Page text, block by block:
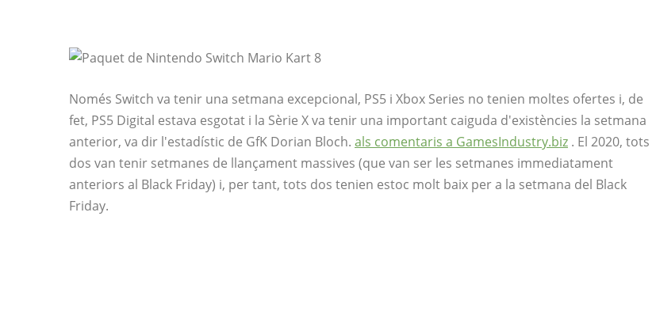
Només Switch va tenir una setmana excepcional, PS5 i Xbox Series no tenien moltes ofertes i, de
fet, PS5 Digital estava esgotat i la Sèrie X va tenir una important caiguda d'existències la setmana
anterior, va dir l'estadístic de GfK Dorian Bloch. als comentaris a GamesIndustry.biz . El 2020, tots
dos van tenir setmanes de llançament massives (que van ser les setmanes immediatament
anteriors al Black Friday) i, per tant, tots dos tenien estoc molt baix per a la setmana del Black
Friday.